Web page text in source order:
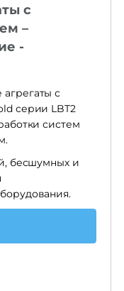
с
–
-
с
серии LBT2
систем
бесшумных и